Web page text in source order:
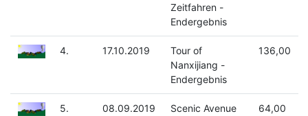
Zeitfahren -
Endergebnis
4. 17.10.2019
Tour of
Nanxijiang -
Endergebnis
136,00
5. 08.09.2019
Scenic Avenue
64,00